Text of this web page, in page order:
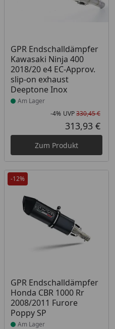
GPR Endschalldämpfer
Kawasaki Ninja 400
2018/20 e4 EC-Approv.
slip-on exhaust
Deeptone Inox
Produkt am Lager
Am Lager
-4% UVP330,45 €
313,93 €
Zum Produkt
-12%
GPR Endschalldämpfer
Honda CBR 1000 Rr
2008/2011 Furore
Poppy SP
Produkt am Lager
Am Lager